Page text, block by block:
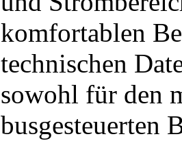
komfortablen
technischen
sowohl für den
busgesteuerten